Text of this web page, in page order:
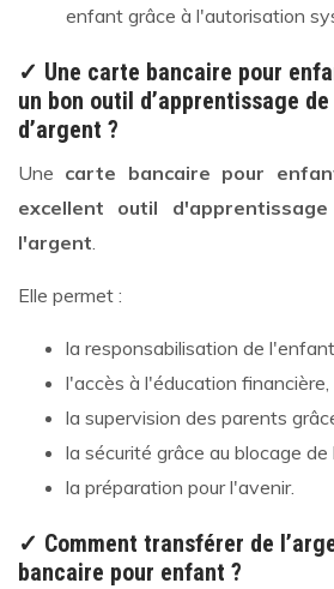
enfant grâce à l'autorisation
✓ Une carte bancaire pour
un bon outil d’apprentissage
d’argent ?
Une carte bancaire pour
excellent outil
l'argent.
Elle permet :
la responsabilisation de
l'accès à l'éducation financière,
la supervision des parents
la sécurité grâce au blocage
la préparation pour l'avenir.
✓ Comment transférer de
bancaire pour enfant ?